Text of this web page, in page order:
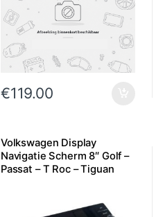
€119.00
Volkswagen Display
Navigatie Scherm 8″ Golf –
Passat – T Roc – Tiguan